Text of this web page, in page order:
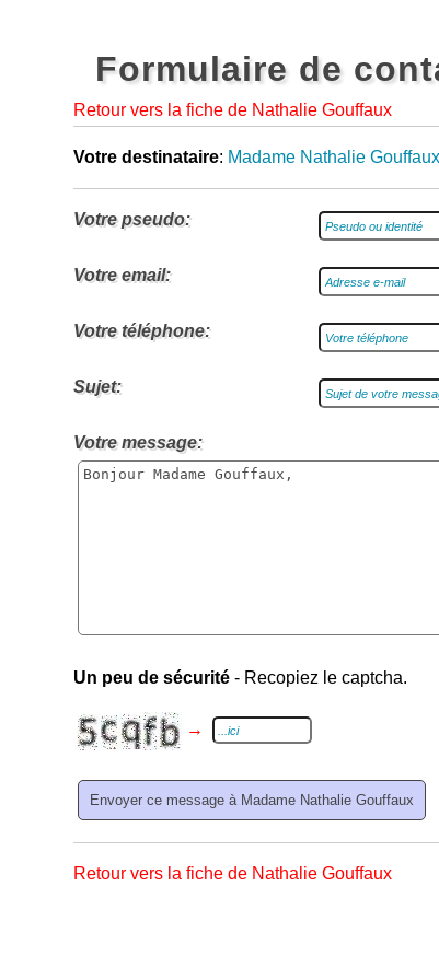
Formulaire de
Retour vers la fiche de Nathalie Gouffaux
Votre destinataire: Madame Nathalie Gouffaux
Votre pseudo:
Votre email:
Votre téléphone:
Sujet:
Votre message:
Un peu de sécurité - Recopiez le captcha.
→
Retour vers la fiche de Nathalie Gouffaux